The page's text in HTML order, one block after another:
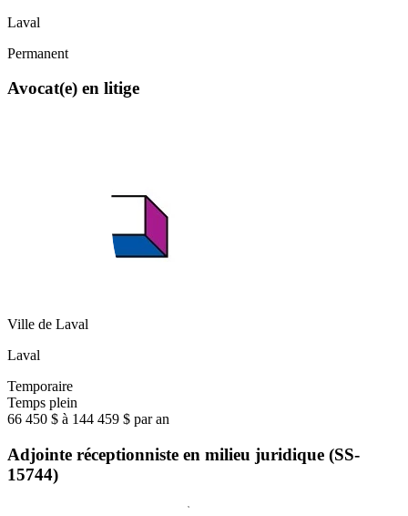
Laval
Permanent
Avocat(e) en litige
Ville de Laval
Laval
Temporaire
Temps plein
66 450 $ à 144 459 $ par an
Adjointe réceptionniste en milieu juridique (SS-
15744)